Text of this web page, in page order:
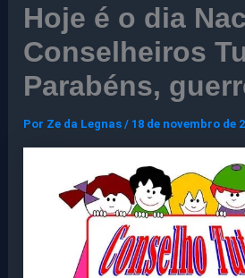
Hoje é o dia
Conselheiros
Parabéns,
Por Ze da Legnas/ 18 de novembro de